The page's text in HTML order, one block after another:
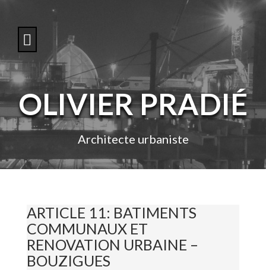
o
c
n
e
OLIVIER PRADIÉ
Architecte urbaniste
ARTICLE 11: BATIMENTS
COMMUNAUX ET
RENOVATION URBAINE –
BOUZIGUES